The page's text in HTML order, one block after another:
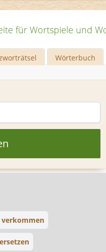
für Wortspiele und
Wörterbuch
verkommen